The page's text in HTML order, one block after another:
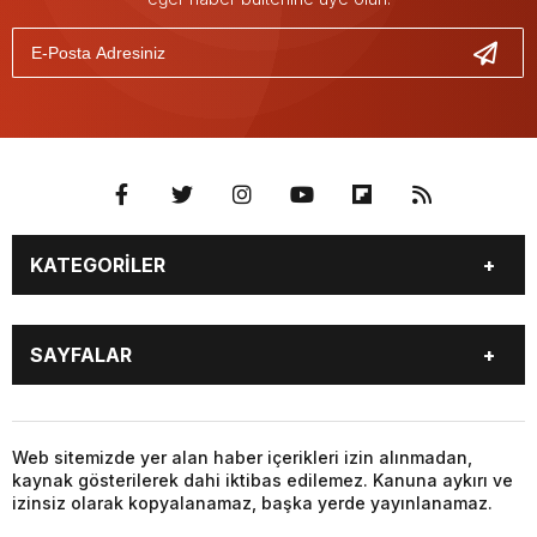
KATEGORİLER
GÜNDEM
SEKTÖR ÖZEL
DÜNYA
EKONOMİ
SPOR
SAYFALAR
DÜNYA
SİYASET
EKONOMİ
SPOR
Web sitemizde yer alan haber içerikleri izin alınmadan,
kaynak gösterilerek dahi iktibas edilemez. Kanuna aykırı ve
izinsiz olarak kopyalanamaz, başka yerde yayınlanamaz.